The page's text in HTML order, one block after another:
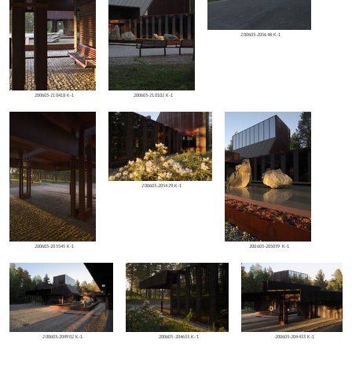
200603-210418 K-1 200603-210102 K-1
200603-205648 K-1
200603-205545 K-1
200603-205429 K-1
200603-205039 K-1
200603-204902 K-1 200603-204633 K-1 200603-204433 K-1